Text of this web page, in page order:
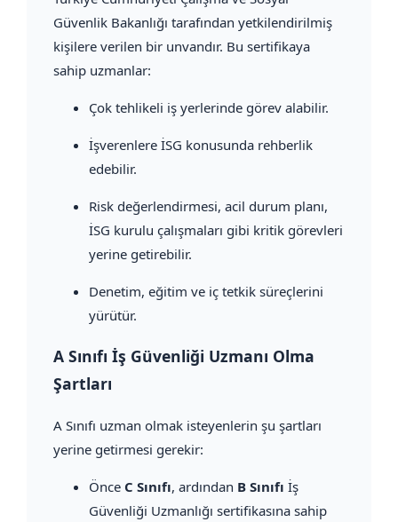
Güvenlik Bakanlığı tarafından yetkilendirilmiş
kişilere verilen bir unvandır. Bu sertifikaya
sahip uzmanlar:
Çok tehlikeli iş yerlerinde görev alabilir.
İşverenlere İSG konusunda rehberlik
edebilir.
Risk değerlendirmesi, acil durum planı,
İSG kurulu çalışmaları gibi kritik görevleri
yerine getirebilir.
Denetim, eğitim ve iç tetkik süreçlerini
yürütür.
A Sınıfı İş Güvenliği Uzmanı Olma
Şartları
A Sınıfı uzman olmak isteyenlerin şu şartları
yerine getirmesi gerekir:
Önce C Sınıfı, ardından B Sınıfı İş
Güvenliği Uzmanlığı sertifikasına sahip